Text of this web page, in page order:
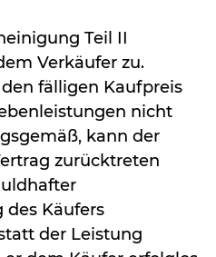
Teil II
Verkäufer zu.
fälligen Kaufpreis
nicht
kann der
zurücktreten
des Käufers
der Leistung